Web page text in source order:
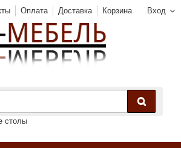
Вход
Оплата Доставка Корзина
столы